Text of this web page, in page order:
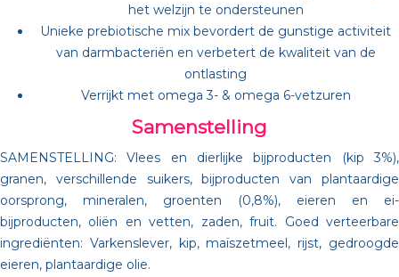
het welzijn te ondersteunen
Unieke prebiotische mix bevordert de gunstige activiteit
van darmbacteriën en verbetert de kwaliteit van de
ontlasting
Verrijkt met omega 3- & omega 6-vetzuren
Samenstelling
SAMENSTELLING: Vlees en dierlijke bijproducten (kip 3%),
granen, verschillende suikers, bijproducten van plantaardige
oorsprong, mineralen, groenten (0,8%), eieren en ei-
bijproducten, oliën en vetten, zaden, fruit. Goed verteerbare
ingrediënten: Varkenslever, kip, maïszetmeel, rijst, gedroogde
eieren, plantaardige olie.